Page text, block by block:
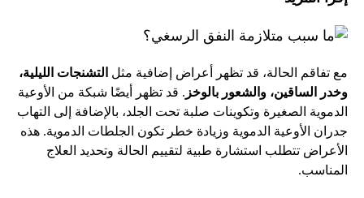
مع تفاقم الحالة، قد تظهر أعراض إضافية مثل التشنجات الليلية،
وخدر الساقين، والشعور بالوخز . قد تظهر أيضًا شبكة من الأوعية
الدموية الصغيرة وتكوينات صلبة تحت الجلد، بالإضافة إلى التهاب
جدران الأوعية الدموية وزيادة خطر تكون الجلطات الدموية. هذه
الأعراض تتطلب استشارة طبية لتقييم الحالة وتحديد العلاج
المناسب.